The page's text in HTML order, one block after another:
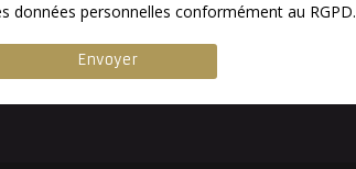
données personnelles conformément au RGPD.